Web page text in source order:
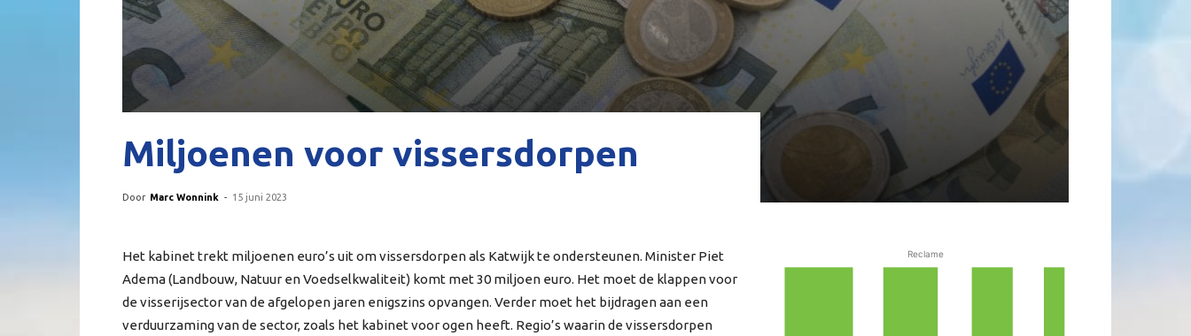
Miljoenen voor vissersdorpen
Door Marc Wonnink - 15 juni 2023
Het kabinet trekt miljoenen euro’s uit om vissersdorpen als Katwijk te ondersteunen. Minister Piet
Adema (Landbouw, Natuur en Voedselkwaliteit) komt met 30 miljoen euro. Het moet de klappen voor
de visserijsector van de afgelopen jaren enigszins opvangen. Verder moet het bijdragen aan een
verduurzaming van de sector, zoals het kabinet voor ogen heeft. Regio’s waarin de vissersdorpen
Reclame